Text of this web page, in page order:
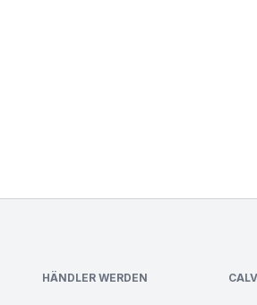
HÄNDLER WERDEN